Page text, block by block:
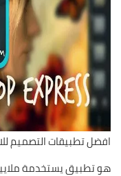
افضل تطبيقات التصميم
هو تطبيق يستخدمة